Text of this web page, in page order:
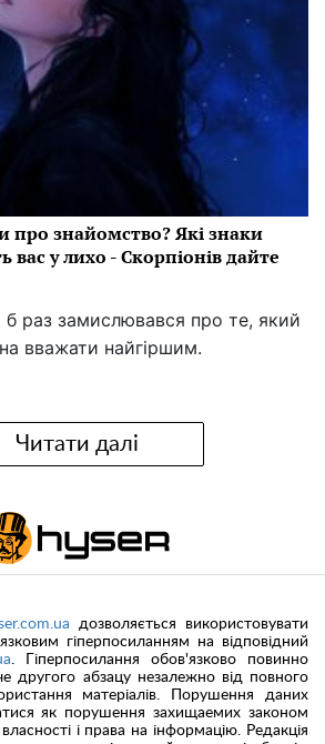
про знайомство? Які знаки
вас у лихо - Скорпіонів дайте
б раз замислювався про те, який
вважати найгіршим.
Читати далі
дозволяється використовувати
гіперпосиланням на відповідний
. Гіперпосилання обов'язково повинно
другого абзацу незалежно від повного
матеріалів. Порушення даних
як порушення захищаемих законом
і права на інформацію. Редакція